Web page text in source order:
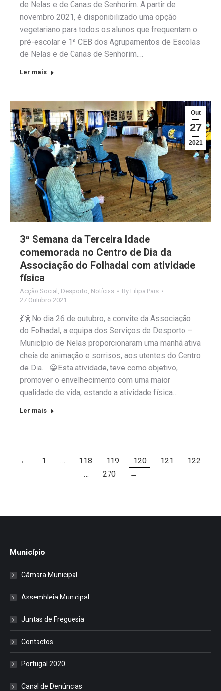
de Nelas e de Canas de Senhorim. A partir de
novembro 2021, é disponibilizado uma opção
vegetariano para todos os alunos que frequentam o
pré-escolar e 1º CEB dos Agrupamentos de Escolas
de Nelas e de Canas de Senhorim.…
Ler mais
Out
27
2021
3ª Semana da Terceira Idade
comemorada no Centro de Dia da
Associação do Folhadal com atividade
física
Acção Social , Desporto, Notícias By Filipa Pais
27 Outubro 2021
💃🕺No dia 26 de outubro, a convite da Associação
do Folhadal, a equipa dos Serviços de Desporto –
Município de Nelas proporcionaram uma manhã ativa
cheia de animação e sorrisos, aos utentes do Centro
de Dia. 😀Esta atividade, teve como objetivo,
promover o envelhecimento com uma maior
qualidade de vida, estando a atividade física…
Ler mais
← 1 … 118 119 120 121
122
…
270 →
Município
Câmara Municipal
Assembleia Municipal
Juntas de Freguesia
Contactos
Portugal 2020
Canal de Denúncias